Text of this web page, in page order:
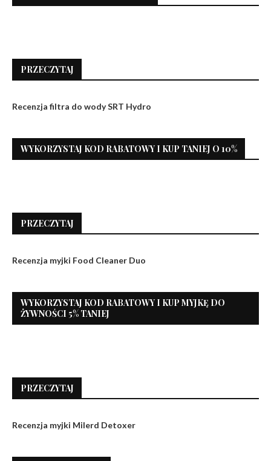
PRZECZYTAJ
Recenzja filtra do wody SRT Hydro
WYKORZYSTAJ KOD RABATOWY I KUP TANIEJ O 10%
PRZECZYTAJ
Recenzja myjki Food Cleaner Duo
WYKORZYSTAJ KOD RABATOWY I KUP MYJKĘ DO
ŻYWNOŚCI 5% TANIEJ
PRZECZYTAJ
Recenzja myjki Milerd Detoxer